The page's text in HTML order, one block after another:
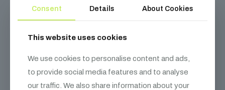
hálózattal.
Kapcsolódótermékek
Consent Details About Cookies
This website uses cookies
We use cookies to personalise content and ads,
to provide social media features and to analyse
our traffic. We also share information about your